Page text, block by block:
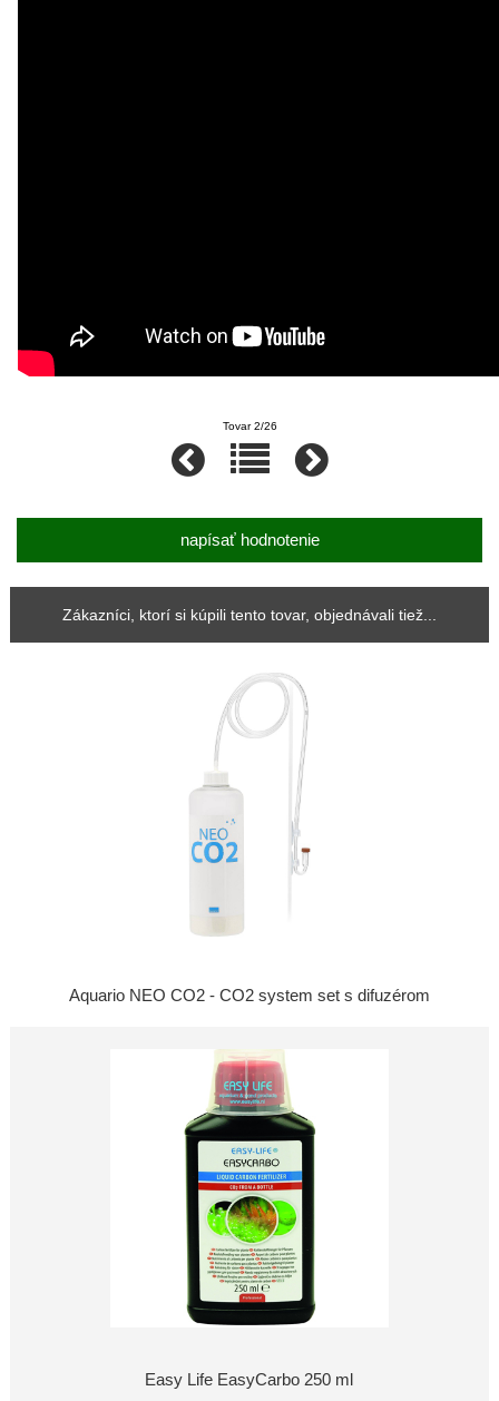
Tovar 2/26
napísať hodnotenie
Zákazníci, ktorí si kúpili tento tovar, objednávali tiež...
Aquario NEO CO2 - CO2 system set s difuzérom
Easy Life EasyCarbo 250 ml